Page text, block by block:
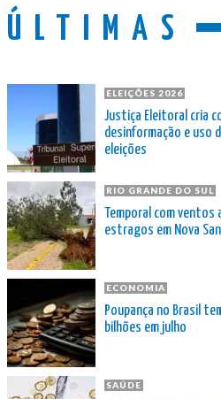
ÚLTIMAS
ELEIÇÕES 2026
Justiça Eleitoral cria
desinformação e uso
eleições
RIO GRANDE DO SUL
Temporal com ventos
estragos em Nova
ECONOMIA
Poupança no Brasil
bilhões em julho
SAÚDE